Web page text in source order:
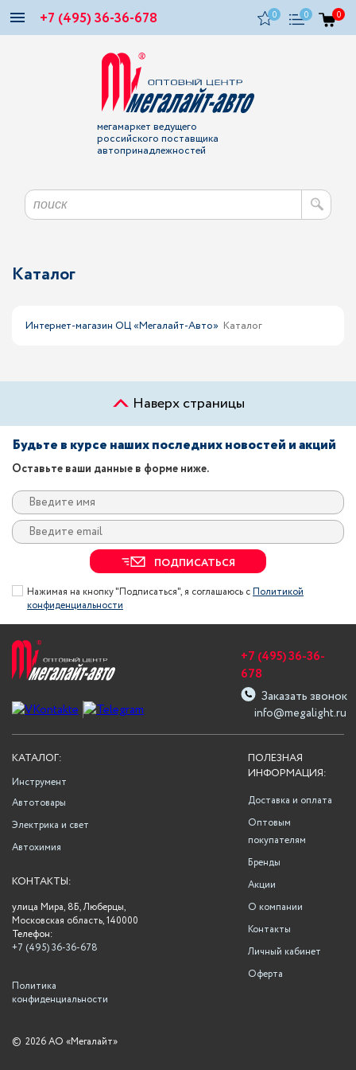
+7 (495) 36-36-678 0 0 0
мегамаркет ведущего
российского поставщика
автопринадлежностей
Каталог
Интернет-магазин ОЦ «Мегалайт-Авто» Каталог
Наверх страницы
Будьте в курсе наших последних новостей и акций
Оставьте ваши данные в форме ниже.
ПОДПИСАТЬСЯ
Нажимая на кнопку "Подписаться", я соглашаюсь сПолитикой
конфиденциальности
info@megalight.ru
+7 (495) 36-36-
678
Заказать звонок
ПОЛЕЗНАЯ
ИНФОРМАЦИЯ:
Доставка и оплата
Оптовым
покупателям
Бренды
Акции
О компании
Контакты
Личный кабинет
Оферта
КАТАЛОГ:
Инструмент
Автотовары
Электрика и свет
Автохимия
КОНТАКТЫ:
улица Мира, 8Б, Люберцы,
Московская область, 140000
Телефон:
+7 (495) 36-36-678
Политика
конфиденциальности
© 2026 АО «Мегалайт»